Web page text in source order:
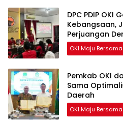
DPC PDIP OKI
Kebangsaan,
Perjuangan
OKI Maju Bersama
Pemkab OKI
Sama
Daerah
OKI Maju Bersama